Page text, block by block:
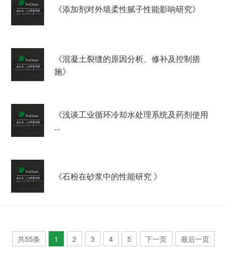
《添加剂对外墙柔性腻子性能影响研究》
《混凝土裂缝的原因分析、修补及控制措
施》
《浅谈工业循环冷却水处理系统及药剂使用
...
《石粉在砂浆中的性能研究 》
共55条 1 2 3 4 5 下一页 最后一页